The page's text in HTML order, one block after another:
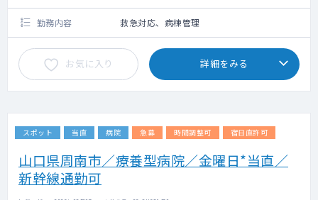
勤務内容 救急対応、病棟管理
お気に入り 詳細をみる
スポット 当直 病院 急募 時間調整可 宿日直許可
山口県周南市／療養型病院／金曜日*当直／
新幹線通勤可